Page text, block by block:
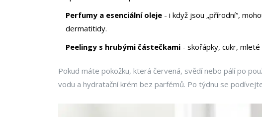
Perfumy a esenciální oleje - i když jsou „přírodní“,
dermatitidy.
Peelingy s hrubými částečkami - skořápky, cukr,
Pokud máte pokožku, která červená, svědí nebo pálí po
vodu a hydratační krém bez parfémů. Po týdnu se